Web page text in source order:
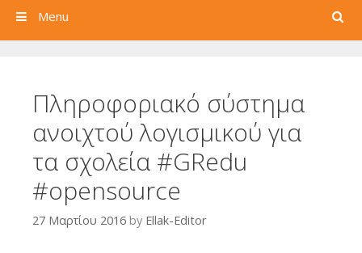
Search
Menu
Πληροφοριακό σύστημα
ανοιχτού λογισμικού για
τα σχολεία #GRedu
#opensource
27 Μαρτίου 2016 by Ellak-Editor